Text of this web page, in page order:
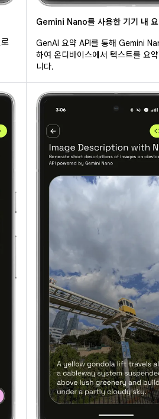
Gemini Nano를 사용한 기기 내
GenAI 요약 API를 통해 Gemini
하여 온디바이스에서 텍스트를 요
니다.